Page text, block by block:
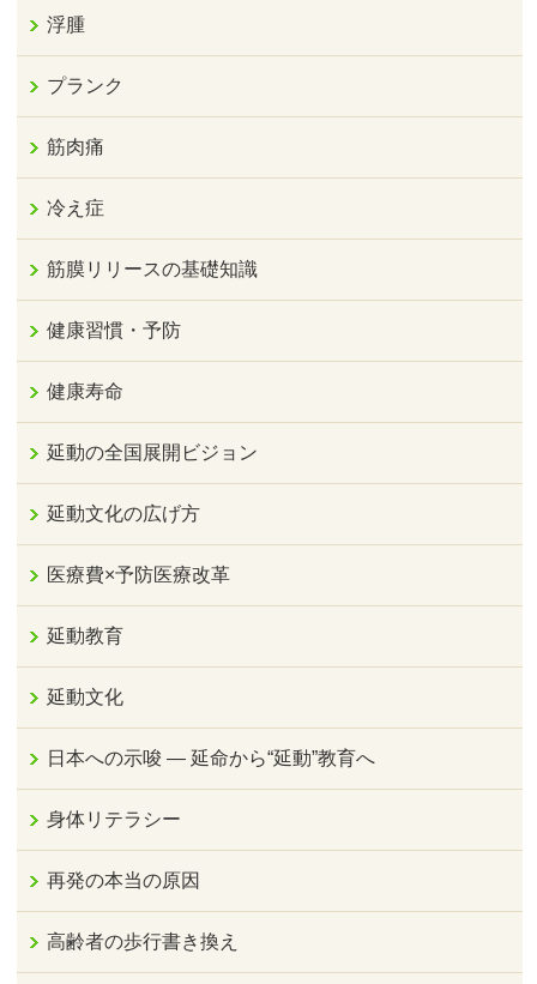
浮腫
プランク
筋肉痛
冷え症
筋膜リリースの基礎知識
健康習慣・予防
健康寿命
延動の全国展開ビジョン
延動文化の広げ方
医療費×予防医療改革
延動教育
延動文化
日本への示唆 ― 延命から“延動”教育へ
身体リテラシー
再発の本当の原因
高齢者の歩行書き換え